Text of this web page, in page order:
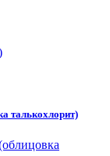
талькохлорит)